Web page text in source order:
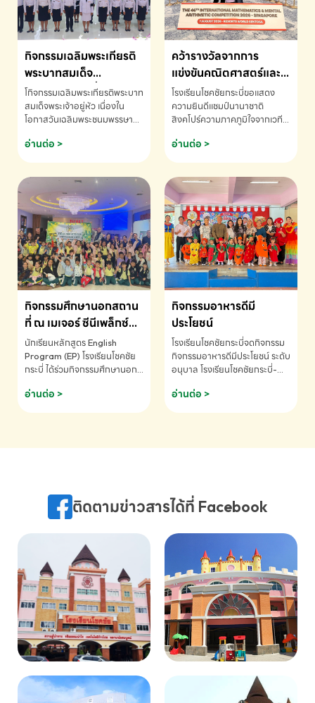
กิจกรรมเฉลิมพระเกียรติ
พระบาทสมเด็จ
พระเจ้าอยู่หัว เนื่องใน
โอกาสวันเฉลิม
พระชนมพรรษา
โกิจกรรมเฉลิมพระเกียรติพระบาท
สมเด็จพระเจ้าอยู่หัว เนื่องใน
โอกาสวันเฉลิมพระชนมพรรษา
ข้อมูลเพิ่มเติม โทร. 075-691910
อ่านต่อ >
คว้ารางวัลจากการ
แข่งขันคณิตศาสตร์และ
คณิตคิดเร็วนานาชาติ
ครั้งที่ 46 ประจำปี 2569
ณ ประเทศสิงคโปร์
โรงเรียนโชคชัยกระบี่ขอแสดง
ความยินดีแชมป์นานาชาติ
สิงคโปร์ความภาคภูมิใจจากเวที
ด.ช.พัทธนันท์ พรหมพันธ์ ชั้น
อนุบาล EP K3 โรงเรียนโชคชัย
แข่งขันคณิตศาสตร์และคณิตคิด
เร็วนานาชาติ ครั้งที่ 46 ประจำปี
2569 ณ ประเทศสิงคโปร์
INTERNATIONAL
MATHEMATICS AND
MENTAL ARITHMETIC
COMPETITION 2026 - ถ้วย
รางวัลรองชนะเลิศอันดับที่ 2
Mental Arithmetic
Competition K2 - ถ้วยรางวัล
รองชนะเลิศอันดับที่ 2 Mental
K2(Grop) โรงเรียนโชคชัยกระบี่-
สอบถามข้อมูลเพิ่มเติม โทร.
075-691910
อ่านต่อ >
กิจกรรมศึกษานอกสถาน
ที่ ณ เมเจอร์ ซีนีเพล็กซ์
ระดับประถมศึกษา (EP.1-
6)
นักเรียนหลักสูตร English
Program (EP) โรงเรียนโชคชัย
กระบี่ ได้ร่วมกิจกรรมศึกษานอก
ชมภาพยนตร์ Toy Story 5
(Soundtrack)เพื่อเสริมทักษะ
ภาษา ผ่านประสบการณ์การเรียนรู้
075-691910
อ่านต่อ >
กิจกรรมอาหารดีมี
ประโยชน์
โรงเรียนโชคชัยกระบี่จดกิจกรรม
กิจกรรมอาหารดีมีประโยชน์ ระดับ
อนุบาล โรงเรียนโชคชัยกระบี่-
075-691910
อ่านต่อ >
ติดตามข่าวสารได้ที่ Facebook